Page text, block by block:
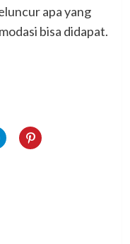
apa yang
bisa didapat.